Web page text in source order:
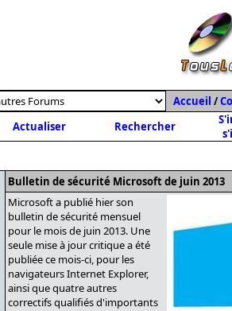
Accueil /
Actualiser Rechercher
Bulletin de sécurité Microsoft de juin 2013
Microsoft a publié hier son
bulletin de sécurité mensuel
pour le mois de juin 2013. Une
seule mise à jour critique a été
publiée ce mois-ci, pour les
navigateurs Internet Explorer,
ainsi que quatre autres
correctifs qualifiés d'importants